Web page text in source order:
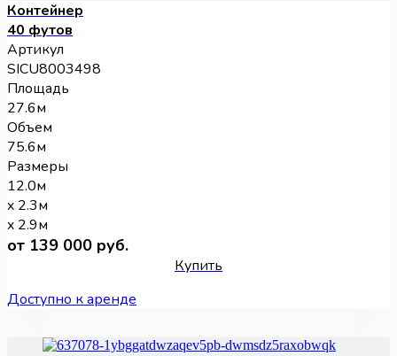
Контейнер
40 футов
Артикул
SICU8003498
Площадь
27.6м
Объем
75.6м
Размеры
12.0м
x 2.3м
x 2.9м
от 139 000 руб.
Купить
Доступно к аренде